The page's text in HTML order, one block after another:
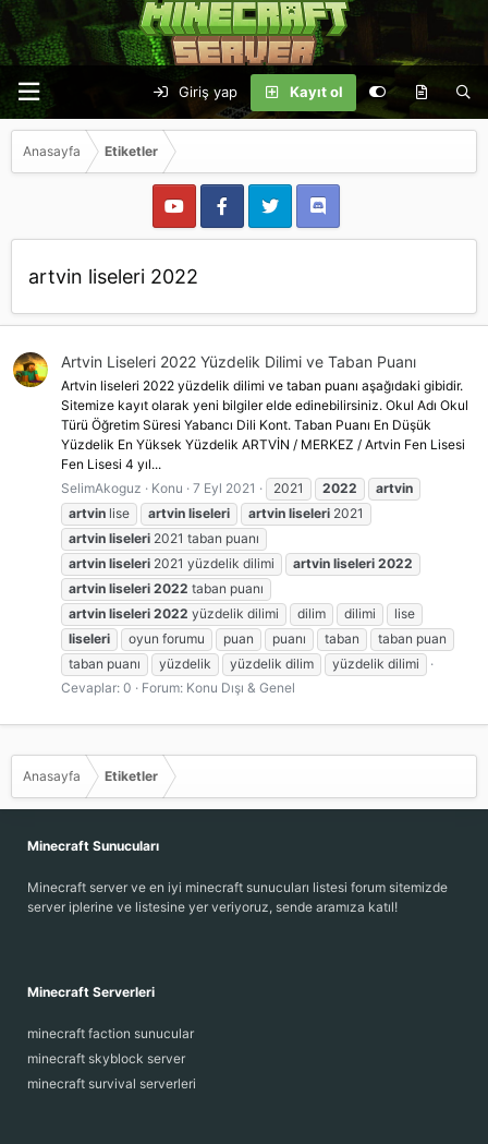
Giriş yap Kayıt ol
Anasayfa Etiketler
artvin liseleri 2022
Artvin Liseleri 2022 Yüzdelik Dilimi ve Taban Puanı
Artvin liseleri 2022 yüzdelik dilimi ve taban puanı aşağıdaki gibidir.
Sitemize kayıt olarak yeni bilgiler elde edinebilirsiniz. Okul Adı Okul
Türü Öğretim Süresi Yabancı Dili Kont. Taban Puanı En Düşük
Yüzdelik En Yüksek Yüzdelik ARTVİN / MERKEZ / Artvin Fen Lisesi
Fen Lisesi 4 yıl...
SelimAkoguz
Konu 7 Eyl 2021 2021 2022
artvin
artvin lise artvin liseleri artvin liseleri 2021
artvin liseleri 2021 taban puanı
artvin liseleri 2021 yüzdelik dilimi artvin liseleri 2022
artvin liseleri 2022 taban puanı
artvin liseleri 2022 yüzdelik dilimi dilim dilimi
lise
liseleri
oyun forumu puan puanı taban
taban puan
taban puanı
yüzdelik yüzdelik dilim
yüzdelik dilimi
Cevaplar: 0
Forum: Konu Dışı & Genel
Anasayfa Etiketler
Minecraft Sunucuları
Minecraft server ve en iyi minecraft sunucuları listesi forum sitemizde
server iplerine ve listesine yer veriyoruz, sende aramıza katıl!
Minecraft Serverleri
minecraft faction sunucular
minecraft skyblock server
minecraft survival serverleri